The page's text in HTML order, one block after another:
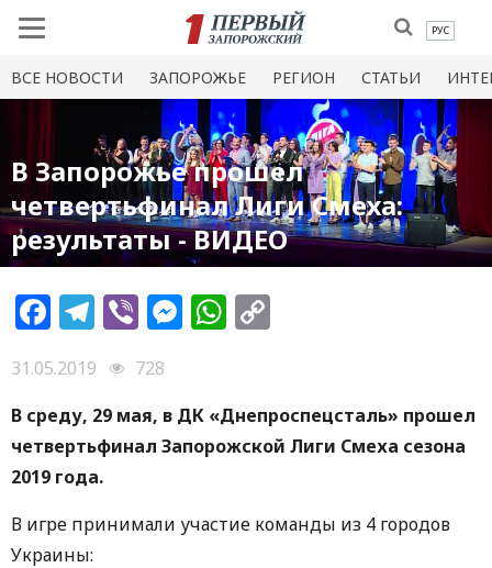
РУС
ВСЕ НОВОСТИ ЗАПОРОЖЬЕ РЕГИОН СТАТЬИ
В Запорожье прошел
четвертьфинал Лиги Смеха:
результаты - ВИДЕО
Facebook
Telegram
ViberMessenger
WhatsApp
31.05.2019
728
В среду, 29 мая, в ДК «Днепроспецсталь» прошел
четвертьфинал Запорожской Лиги Смеха сезона
2019 года.
В игре принимали участие команды из 4 городов
Украины: